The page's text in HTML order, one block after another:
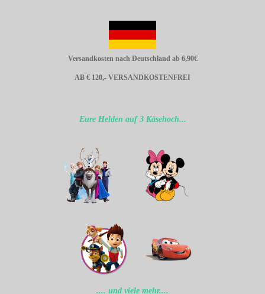
Versandkosten nach Deutschland ab 6,90€
AB € 120,- VERSANDKOSTENFREI
Eure Helden auf 3 Käsehoch...
.... und viele mehr....